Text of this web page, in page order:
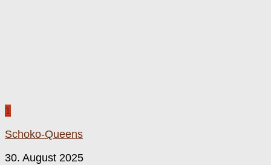
1
Schoko-Queens
30. August 2025